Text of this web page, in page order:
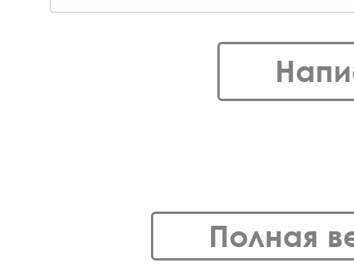
Полная